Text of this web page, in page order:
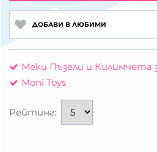
ДОБАВИ В ЛЮБИМИ
Меки Пъзели и Килимчета
Moni Toys
Рейтинг: